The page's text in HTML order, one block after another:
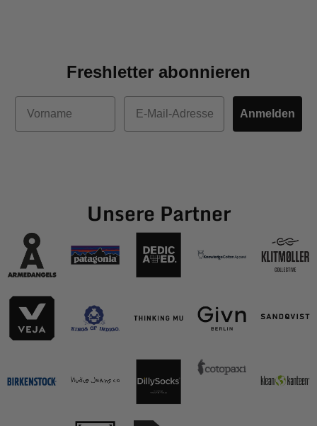
Freshletter abonnieren
Vorname
E-Mail
Anmelden
Unsere Partner